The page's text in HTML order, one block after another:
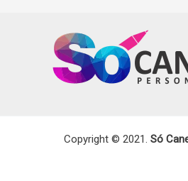
Copyright © 2021. Só